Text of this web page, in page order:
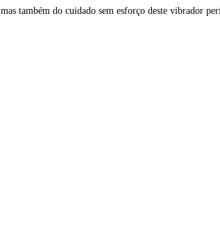
também do cuidado sem esforço deste vibrador